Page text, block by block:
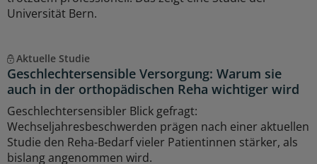
Universität Bern.
Aktuelle Studie
Geschlechtersensible Versorgung: Warum sie
auch in der orthopädischen Reha wichtiger wird
Geschlechtersensibler Blick gefragt:
Wechseljahresbeschwerden prägen nach einer aktuellen
Studie den Reha-Bedarf vieler Patientinnen stärker, als
bislang angenommen wird.